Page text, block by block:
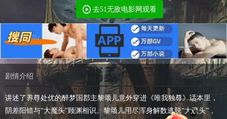
去51无敌电影网观看
剧情介绍
讲述了养尊处优的醉梦国郡主黎颂儿意外穿进《唯我独尊》话本里，
阴差阳错与“大魔头”顾渊相识。黎颂儿用尽浑身解数逃脱“大魔头”，
X